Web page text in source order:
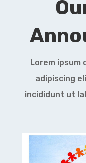
Lorem
adipiscing
incididunt ut